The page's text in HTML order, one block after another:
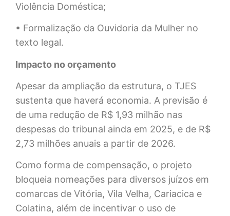
Violência Doméstica;
• Formalização da Ouvidoria da Mulher no
texto legal.
Impacto no orçamento
Apesar da ampliação da estrutura, o TJES
sustenta que haverá economia. A previsão é
de uma redução de R$ 1,93 milhão nas
despesas do tribunal ainda em 2025, e de R$
2,73 milhões anuais a partir de 2026.
Como forma de compensação, o projeto
bloqueia nomeações para diversos juízos em
comarcas de Vitória, Vila Velha, Cariacica e
Colatina, além de incentivar o uso de